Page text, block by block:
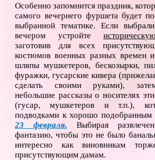
Особенно запомнится праздник,
самого вечернего фуршета будет
выбранной тематике. Если
вечером устройте
заготовив для всех
костюмов военных разных времен
шляпы мушкетеров, бескозырки,
фуражки, гусарские кивера
сделать своими руками),
небольшие рассказы о носителях
(гусар, мушкетеров и т.п.),
подводками к хорошо подобранным
23 февраля. Выбирая
фантазию, чтобы это не было
интересно как виновникам
присутствующим дамам.